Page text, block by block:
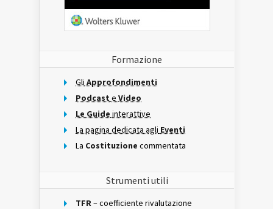
Formazione
Gli Approfondimenti
Podcast e Video
Le Guide interattive
La pagina dedicata agli Eventi
La Costituzione commentata
Strumenti utili
TFR – coefficiente rivalutazione